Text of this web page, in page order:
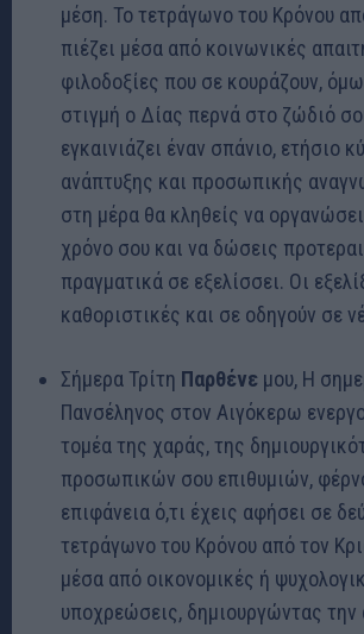
μέση. Το τετράγωνο του Κρόνου
πιέζει μέσα από κοινωνικές
φιλοδοξίες που σε κουράζουν,
στιγμή ο Δίας περνά στο ζώδιό
εγκαινιάζει έναν σπάνιο, ετήσιο
ανάπτυξης και προσωπικής
στη μέρα θα κληθείς να
χρόνο σου και να δώσεις
πραγματικά σε εξελίσσει. Οι
καθοριστικές και σε οδηγούν σε
Σήμερα Τρίτη Παρθένε μου, Η
Πανσέληνος στον Αιγόκερω
τομέα της χαράς, της
προσωπικών σου επιθυμιών,
επιφάνεια ό,τι έχεις αφήσει σε
τετράγωνο του Κρόνου από τον
μέσα από οικονομικές ή
υποχρεώσεις, δημιουργώντας την